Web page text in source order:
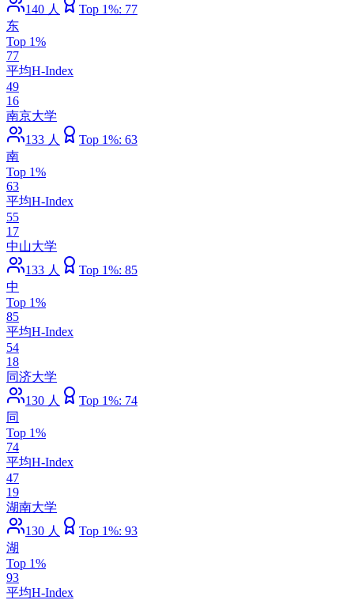
140 人 Top 1%: 77
东
Top 1%
77
平均H-Index
49
16
南京大学
133 人 Top 1%: 63
南
Top 1%
63
平均H-Index
55
17
中山大学
133 人 Top 1%: 85
中
Top 1%
85
平均H-Index
54
18
同济大学
130 人 Top 1%: 74
同
Top 1%
74
平均H-Index
47
19
湖南大学
130 人 Top 1%: 93
湖
Top 1%
93
平均H-Index